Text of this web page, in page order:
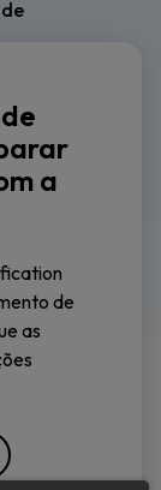
a
de
as